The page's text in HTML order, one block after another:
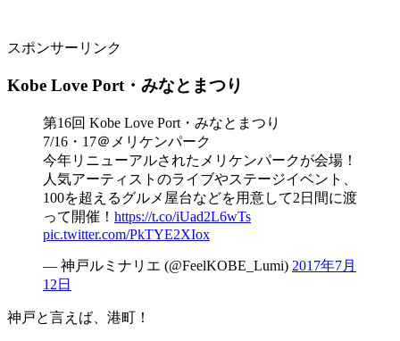
スポンサーリンク
Kobe Love Port・みなとまつり
第16回 Kobe Love Port・みなとまつり
7/16・17＠メリケンパーク
今年リニューアルされたメリケンパークが会場！
人気アーティストのライブやステージイベント、
100を超えるグルメ屋台などを用意して2日間に渡
って開催！ https://t.co/iUad2L6wTs
pic.twitter.com/PkTYE2XIox
— 神戸ルミナリエ (@FeelKOBE_Lumi) 2017年7月
12日
神戸と言えば、港町！